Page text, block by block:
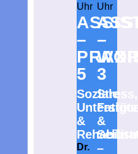
Uhr
–
5
Soziale
&
Dr.
Uhr
–
3
Stress,
Fatigue
&
–